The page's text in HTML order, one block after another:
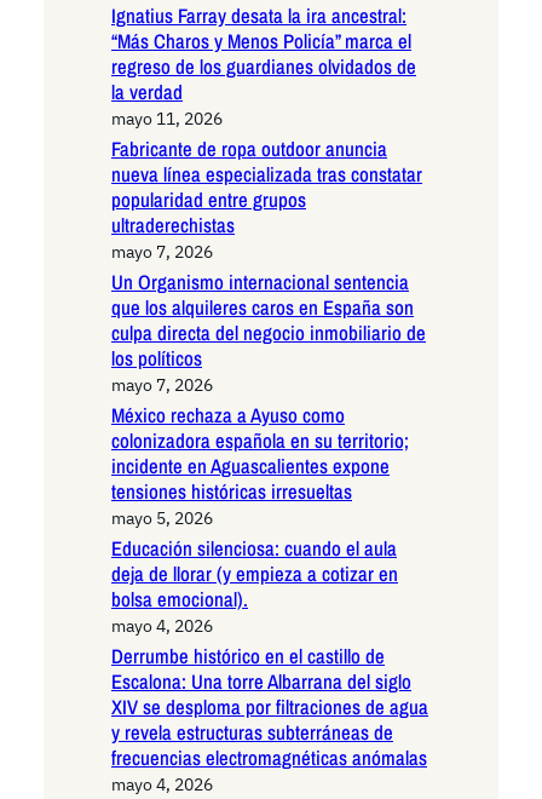
Ignatius Farray desata la ira ancestral:
“Más Charos y Menos Policía” marca el
regreso de los guardianes olvidados de
la verdad
mayo 11, 2026
Fabricante de ropa outdoor anuncia
nueva línea especializada tras constatar
popularidad entre grupos
ultraderechistas
mayo 7, 2026
Un Organismo internacional sentencia
que los alquileres caros en España son
culpa directa del negocio inmobiliario de
los políticos
mayo 7, 2026
México rechaza a Ayuso como
colonizadora española en su territorio;
incidente en Aguascalientes expone
tensiones históricas irresueltas
mayo 5, 2026
Educación silenciosa: cuando el aula
deja de llorar (y empieza a cotizar en
bolsa emocional).
mayo 4, 2026
Derrumbe histórico en el castillo de
Escalona: Una torre Albarrana del siglo
XIV se desploma por filtraciones de agua
y revela estructuras subterráneas de
frecuencias electromagnéticas anómalas
mayo 4, 2026